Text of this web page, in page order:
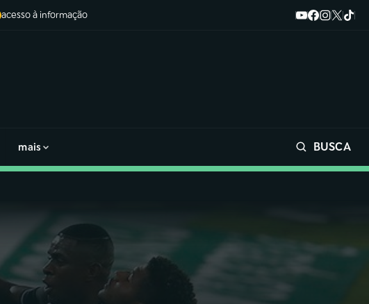
acesso à informação
mais BUSCA